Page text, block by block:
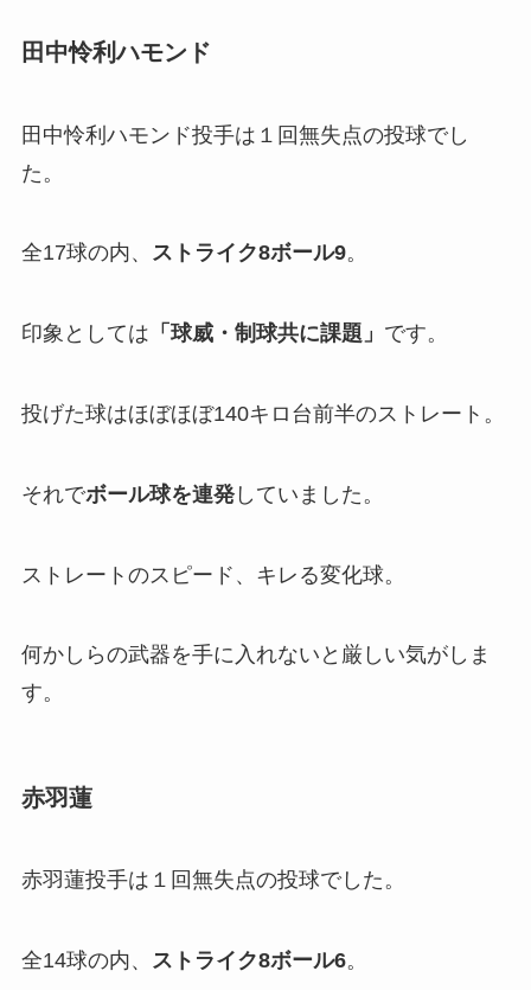
田中怜利ハモンド
田中怜利ハモンド投手は１回無失点の投球でし
た。
全17球の内、 ストライク8ボール9。
印象としては 「 球威・制球共に課題」 です。
投げた球はほぼほぼ140キロ台前半のストレート。
それでボール球を連発していました。
ストレートのスピード、キレる変化球。
何かしらの武器を手に入れないと厳しい気がしま
す。
赤羽蓮
赤羽蓮投手は１回無失点の投球でした。
全14球の内、 ストライク8ボール6。